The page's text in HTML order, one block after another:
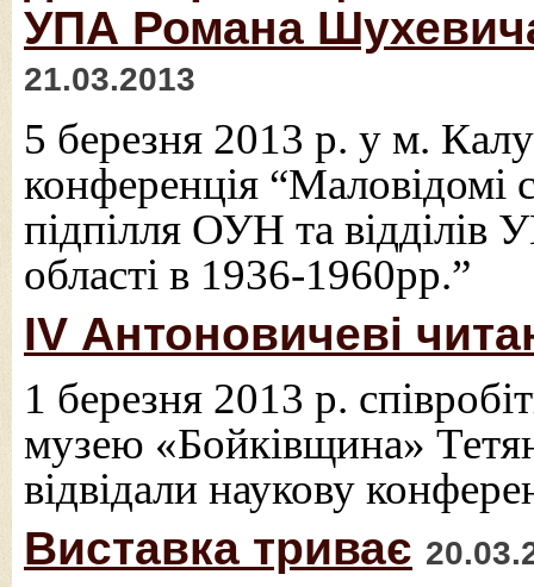
УПА Романа
21.03.2013
5 березня 2013 р. у м.
конференція “Маловідомі
підпілля ОУН та відділів
області в 1936-1960рр.”
IV Антоновичеві
1 березня 2013 р.
музею «Бойківщина»
відвідали наукову
Виставка триває